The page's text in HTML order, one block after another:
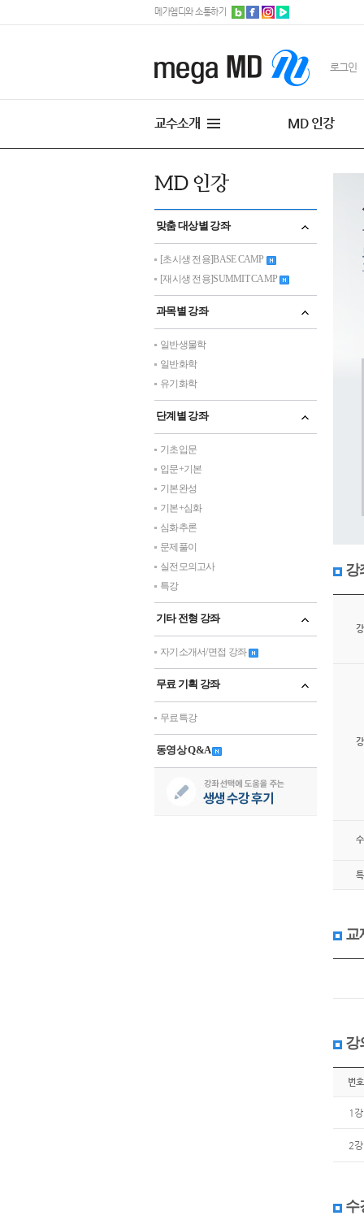
메가엠디와 소통하기
로그인
교수소개 MD 인강
맞춤 대상별 강좌
[초시생 전용]BASE CAMP
[재시생 전용]SUMMIT CAMP
과목별 강좌
일반생물학
일반화학
유기화학
단계별 강좌
기초입문
입문+기본
기본완성
기본+심화
심화추론
문제풀이
실전모의고사
특강
기타 전형 강좌
자기소개서/면접 강좌
무료 기획 강좌
무료특강
동영상 Q&A
강
교
강
번호
1강
2강
수